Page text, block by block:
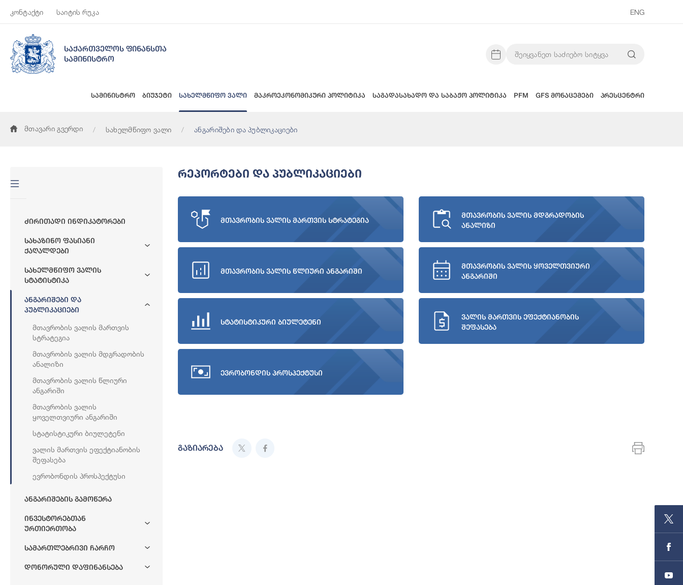
კონტაქტი საიტის რუკა ENG
საქართველოს ფინანსთა
სამინისტრო
სამინისტრო ბიუჯეტი სახელმწიფო ვალი მაკროეკონომიკური პოლიტიკა საგადასახადო და საბაჟო პოლიტიკა PFM GFS მონაცემები პრესცენტრი
მთავარი გვერდი სახელმწიფო ვალი ანგარიშები და პუბლიკაციები
Ძირითადი Ინდიკატორები
Სახაზინო Ფასიანი
Ქაღალდები
Სახელმწიფო Ვალის
Სტატისტიკა
Ანგარიშები Და
Პუბლიკაციები
Მთავრობის Ვალის Მართვის
Სტრატეგია
Მთავრობის Ვალის Მდგრადობის
Ანალიზი
Მთავრობის Ვალის Წლიური
Ანგარიში
Მთავრობის Ვალის
Ყოველთვიური Ანგარიში
Სტატისტიკური Ბიულეტენი
Ვალის Მართვის Ეფექტიანობის
Შეფასება
Ევრობონდის Პროსპექტუსი
Ანგარიშების Გამოწერა
Ინვესტორებთან
Ურთიერთობა
Სამართლებრივი Ჩარჩო
Დონორული Დაფინანსება
Რეპორტები Და Პუბლიკაციები
მთავრობის ვალის მართვის სტრატეგია
მთავრობის ვალის მდგრადობის
ანალიზი
მთავრობის ვალის წლიური ანგარიში
მთავრობის ვალის ყოველთვიური
ანგარიში
სტატისტიკური ბიულეტენი
ვალის მართვის ეფექტიანობის
შეფასება
ევრობონდის პროსპექტუსი
გაზიარება